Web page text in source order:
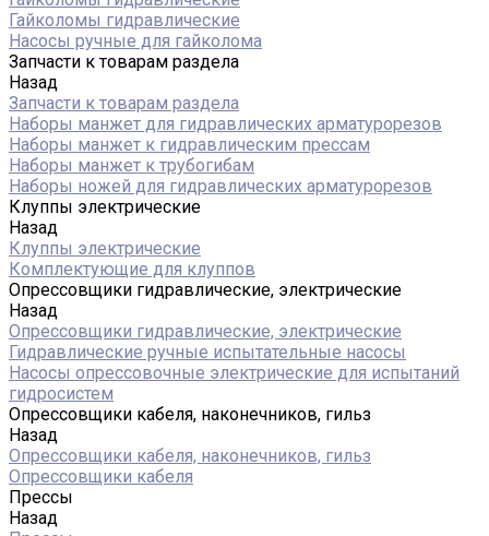
Гайколомы гидравлические
Насосы ручные для гайколома
Запчасти к товарам раздела
Назад
Запчасти к товарам раздела
Наборы манжет для гидравлических арматурорезов
Наборы манжет к гидравлическим прессам
Наборы манжет к трубогибам
Наборы ножей для гидравлических арматурорезов
Клуппы электрические
Назад
Клуппы электрические
Комплектующие для клуппов
Опрессовщики гидравлические, электрические
Назад
Опрессовщики гидравлические, электрические
Гидравлические ручные испытательные насосы
Насосы опрессовочные электрические для испытаний
гидросистем
Опрессовщики кабеля, наконечников, гильз
Назад
Опрессовщики кабеля, наконечников, гильз
Опрессовщики кабеля
Прессы
Назад